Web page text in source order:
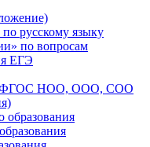
русскому языку
по вопросам
ЕГЭ
ФГОС НОО, ООО, СОО